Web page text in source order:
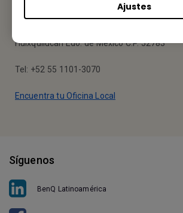
Ajustes
Huixquilucan Edo. de México C.P. 52783
Tel: +52 55 1101-3070
Encuentra tu Oficina Local
Síguenos
BenQ Latinoamérica